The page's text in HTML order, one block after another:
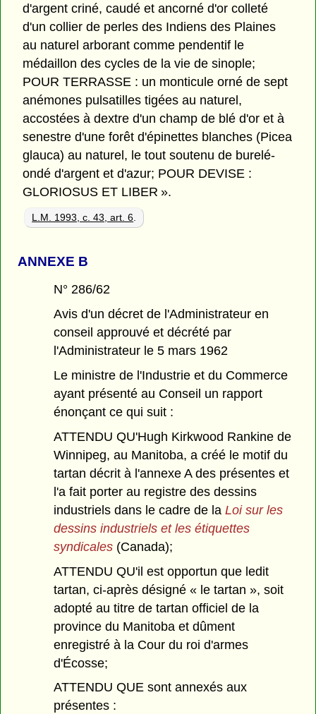
d'argent criné, caudé et ancorné d'or colleté
d'un collier de perles des Indiens des Plaines
au naturel arborant comme pendentif le
médaillon des cycles de la vie de sinople;
POUR TERRASSE : un monticule orné de sept
anémones pulsatilles tigées au naturel,
accostées à dextre d'un champ de blé d'or et à
senestre d'une forêt d'épinettes blanches (Picea
glauca) au naturel, le tout soutenu de burelé-
ondé d'argent et d'azur; POUR DEVISE :
GLORIOSUS ET LIBER ».
L.M. 1993, c. 43, art. 6
ANNEXE B
N° 286/62
Avis d'un décret de l'Administrateur en
conseil approuvé et décrété par
l'Administrateur le 5 mars 1962
Le ministre de l'Industrie et du Commerce
ayant présenté au Conseil un rapport
énonçant ce qui suit :
ATTENDU QU'Hugh Kirkwood Rankine de
Winnipeg, au Manitoba, a créé le motif du
tartan décrit à l'annexe A des présentes et
l'a fait porter au registre des dessins
industriels dans le cadre de laLoi sur les
dessins industriels et les étiquettes
syndicales (Canada);
ATTENDU QU'il est opportun que ledit
tartan, ci-après désigné « le tartan », soit
adopté au titre de tartan officiel de la
province du Manitoba et dûment
enregistré à la Cour du roi d'armes
d'Écosse;
ATTENDU QUE sont annexés aux
présentes :